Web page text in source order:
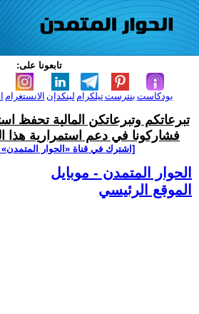
تابعونا على:
الانستغرام لينكدإن تيلكرامبنترست بودكاست
تبرعاتكم وتبرعاتكن المالية تحفظ
فشاركونا في دعم استمرارية هذا
[اشترك في قناة ‫«الحوار
الحوار المتمدن - موبايل
الموقع الرئيسي